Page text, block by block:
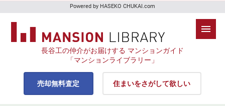
Powered by HASEKO CHUKAI.com
長谷工の仲介がお届けする マンションガイド
「マンションライブラリー」
売却無料査定 住まいをさがして欲しい